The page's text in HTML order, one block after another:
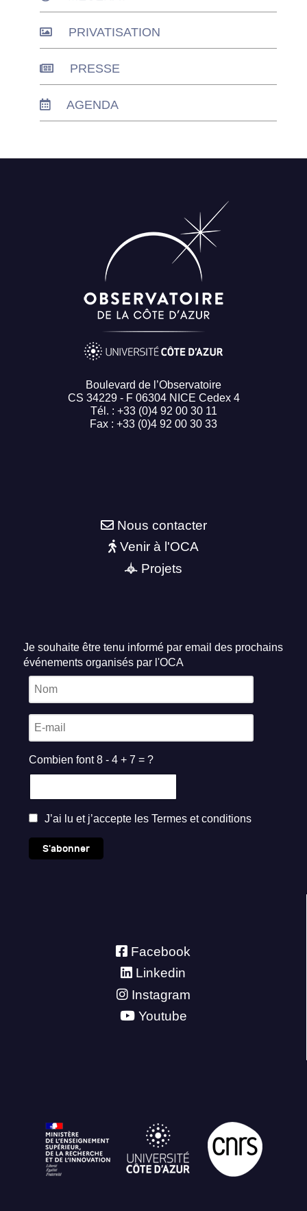
PRIVATISATION
PRESSE
AGENDA
Boulevard de l’Observatoire
CS 34229 - F 06304 NICE Cedex 4
Tél. : +33 (0)4 92 00 30 11
Fax : +33 (0)4 92 00 30 33
Nous contacter
Venir à l'OCA
Projets
Je souhaite être tenu informé par email des prochains
événements organisés par l'OCA
Combien font 8 - 4 + 7 = ?
J’ai lu et j’accepte les Termes et conditions
S'abonner
Facebook
Linkedin
Instagram
Youtube